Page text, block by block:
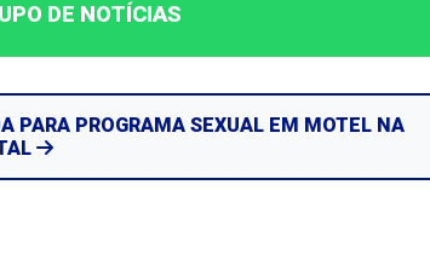
DE NOTÍCIAS
PARA PROGRAMA SEXUAL EM MOTEL NA